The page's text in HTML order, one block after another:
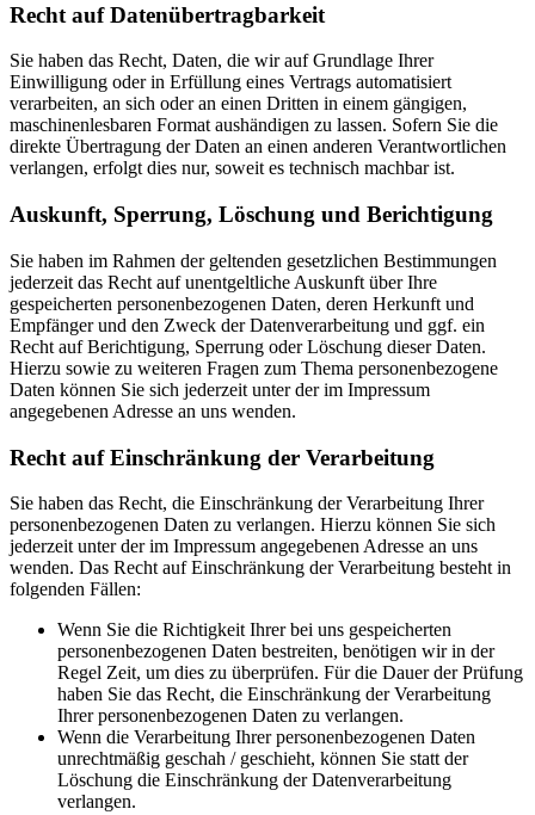
Recht auf Datenübertragbarkeit
Sie haben das Recht, Daten, die wir auf Grundlage Ihrer
Einwilligung oder in Erfüllung eines Vertrags automatisiert
verarbeiten, an sich oder an einen Dritten in einem gängigen,
maschinenlesbaren Format aushändigen zu lassen. Sofern Sie die
direkte Übertragung der Daten an einen anderen Verantwortlichen
verlangen, erfolgt dies nur, soweit es technisch machbar ist.
Auskunft, Sperrung, Löschung und Berichtigung
Sie haben im Rahmen der geltenden gesetzlichen Bestimmungen
jederzeit das Recht auf unentgeltliche Auskunft über Ihre
gespeicherten personenbezogenen Daten, deren Herkunft und
Empfänger und den Zweck der Datenverarbeitung und ggf. ein
Recht auf Berichtigung, Sperrung oder Löschung dieser Daten.
Hierzu sowie zu weiteren Fragen zum Thema personenbezogene
Daten können Sie sich jederzeit unter der im Impressum
angegebenen Adresse an uns wenden.
Recht auf Einschränkung der Verarbeitung
Sie haben das Recht, die Einschränkung der Verarbeitung Ihrer
personenbezogenen Daten zu verlangen. Hierzu können Sie sich
jederzeit unter der im Impressum angegebenen Adresse an uns
wenden. Das Recht auf Einschränkung der Verarbeitung besteht in
folgenden Fällen:
Wenn Sie die Richtigkeit Ihrer bei uns gespeicherten
personenbezogenen Daten bestreiten, benötigen wir in der
Regel Zeit, um dies zu überprüfen. Für die Dauer der Prüfung
haben Sie das Recht, die Einschränkung der Verarbeitung
Ihrer personenbezogenen Daten zu verlangen.
Wenn die Verarbeitung Ihrer personenbezogenen Daten
unrechtmäßig geschah / geschieht, können Sie statt der
Löschung die Einschränkung der Datenverarbeitung
verlangen.